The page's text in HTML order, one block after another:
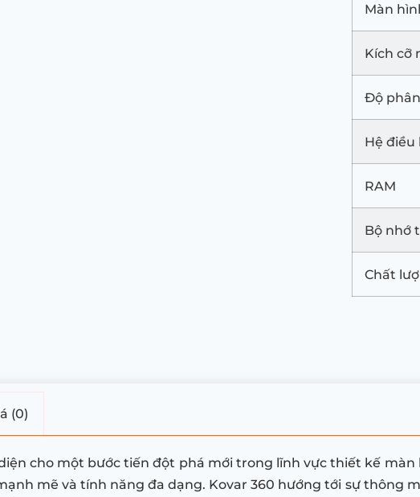
Màn
Kích cỡ
Độ
Hệ điều
RAM
Bộ nhớ
Chất
(0)
cho một bước tiến đột phá mới trong lĩnh vực thiết kế màn
mẽ và tính năng đa dạng. Kovar 360 hướng tới sự thông